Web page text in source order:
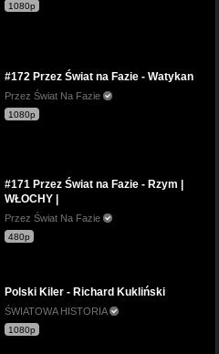
1080p
#172 Przez Świat na Fazie - Watykan
Przez Świat Na Fazie
1080p
#171 Przez Świat na Fazie - Rzym |
WŁOCHY |
Przez Świat Na Fazie
480p
Polski Kiler - Richard Kukliński
ŚWIATOWA HISTORIA
1080p